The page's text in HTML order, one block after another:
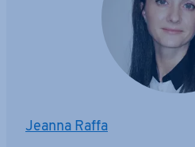
Jeanna Raffa